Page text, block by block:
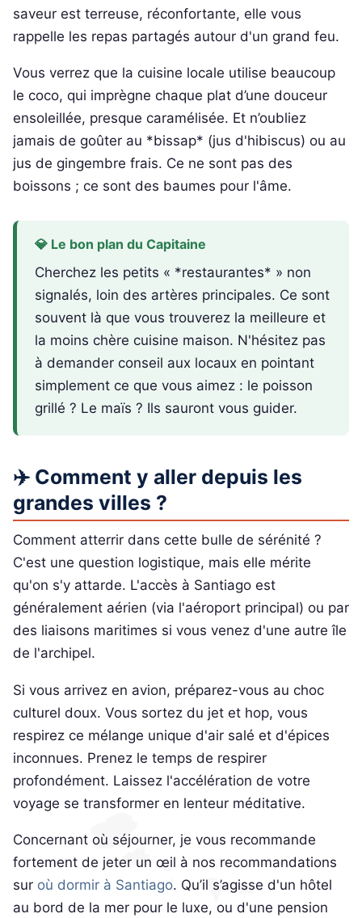
saveur est terreuse, réconfortante, elle vous
rappelle les repas partagés autour d'un grand feu.
Vous verrez que la cuisine locale utilise beaucoup
le coco, qui imprègne chaque plat d’une douceur
ensoleillée, presque caramélisée. Et n’oubliez
jamais de goûter au *bissap* (jus d'hibiscus) ou au
jus de gingembre frais. Ce ne sont pas des
boissons ; ce sont des baumes pour l'âme.
💎 Le bon plan du Capitaine
Cherchez les petits « *restaurantes* » non
signalés, loin des artères principales. Ce sont
souvent là que vous trouverez la meilleure et
la moins chère cuisine maison. N'hésitez pas
à demander conseil aux locaux en pointant
simplement ce que vous aimez : le poisson
grillé ? Le maïs ? Ils sauront vous guider.
✈️ Comment y aller depuis les
grandes villes ?
Comment atterrir dans cette bulle de sérénité ?
C'est une question logistique, mais elle mérite
qu'on s'y attarde. L'accès à Santiago est
généralement aérien (via l'aéroport principal) ou par
des liaisons maritimes si vous venez d'une autre île
de l'archipel.
Si vous arrivez en avion, préparez-vous au choc
culturel doux. Vous sortez du jet et hop, vous
respirez ce mélange unique d'air salé et d'épices
inconnues. Prenez le temps de respirer
profondément. Laissez l'accélération de votre
voyage se transformer en lenteur méditative.
Concernant où séjourner, je vous recommande
fortement de jeter un œil à nos recommandations
sur où dormir à Santiago. Qu’il s’agisse d'un hôtel
au bord de la mer pour le luxe, ou d'une pension